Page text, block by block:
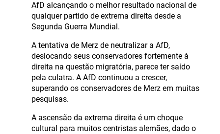
AfD alcançando o melhor resultado nacional de
qualquer partido de extrema direita desde a
Segunda Guerra Mundial.
A tentativa de Merz de neutralizar a AfD,
deslocando seus conservadores fortemente à
direita na questão migratória, parece ter saído
pela culatra. A AfD continuou a crescer,
superando os conservadores de Merz em muitas
pesquisas.
A ascensão da extrema direita é um choque
cultural para muitos centristas alemães, dado o